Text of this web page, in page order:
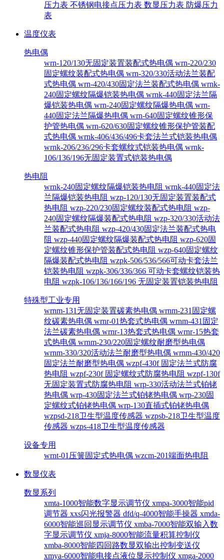
压力表 不锈钢电接点压力表 数显压力表 防爆压力
表
温度仪表
热电偶
wrn-120/130无固定装置装配式热电偶 wrn-220/230
固定螺纹装配式热电偶 wrn-320/330活动法兰装配
式热电偶 wrn-420/430固定法兰装配式热电偶 wrnk-
240固定螺纹隔爆铠装热电偶 wrnk-440固定法兰隔
爆铠装热电偶 wrn-240固定螺纹隔爆热电偶 wrn-
440固定法兰隔爆热电偶 wrn-640固定螺纹锥形保
护管热电偶 wrn-620/630固定螺纹锥形保护管装配
式热电偶 wrnk-406/436/496卡套法兰式铠装热电偶
wrnk-206/236/296卡套螺纹式铠装热电偶 wrnk-
106/136/196无固定装置式铠装热电偶
热电阻
wrnk-240固定螺纹隔爆铠装热电阻 wrnk-440固定法
兰隔爆铠装热电阻 wzp-120/130无固定装置装配式
热电阻 wzp-220/230固定螺纹装配式热电阻 wzp-
240固定螺纹隔爆装配式热电阻 wzp-320/330活动法
兰装配式热电阻 wzp-420/430固定法兰装配式热电
阻 wzp-440固定螺纹隔爆装配式热电阻 wzp-620固
定螺纹锥形保护管装配式热电阻 wzp-640固定螺纹
隔爆装配式热电阻 wzpk-506/536/566可动卡套法兰
铠装热电阻 wzpk-306/336/366 可动卡套螺纹铠装热
电阻 wzpk-106/136/166/196 无固定装置铠装热电阻
特殊型工业专用
wrnm-131无固定装置碳素热电偶 wrnm-231固定螺
纹碳素热电偶 wrnr-01热套式热电偶 wrnm-431固定
法兰碳素热电偶 wrnr-13热套式热电偶 wrnr-15热套
式热电偶 wrnm-230/220固定螺纹耐磨型热电偶
wrnm-330/320活动法兰耐磨型热电偶 wrnm-430/420
固定法兰耐磨型热电偶 wzpf-430f 固定法兰式防腐
热电阻 wzpf-230f 固定螺纹式防腐热电阻 wzpf-130f
无固定装置式防腐热电阻 wrp-330活动法兰式铂铑
热电偶 wrp-430固定法兰式铂铑热电偶 wrp-230固
定螺纹式铂铑热电偶 wrp-130直插式铂铑热电偶
wzpsd-218卫生型温度传感器 wzpsb-218卫生型温度
传感器 wzps-418卫生型温度传感器
设备专用
wrnt-01压簧固定式热电偶 wzcm-201端面热电阻
数显仪表
数显系列
xmta-1000智能数字显示调节仪 xmpa-3000智能pid
调节器 xxs闪光报警器 dfd/q-4000智能手操器 xmda-
6000智能巡回显示调节仪 xmba-7000智能双输入数
字显示调节仪 xmja-8000智能流量积算控制仪
xmba-8000智能四回路数显双输出控制变送仪
xmya-6000智能电接点液位显示控制仪 xmga-2000